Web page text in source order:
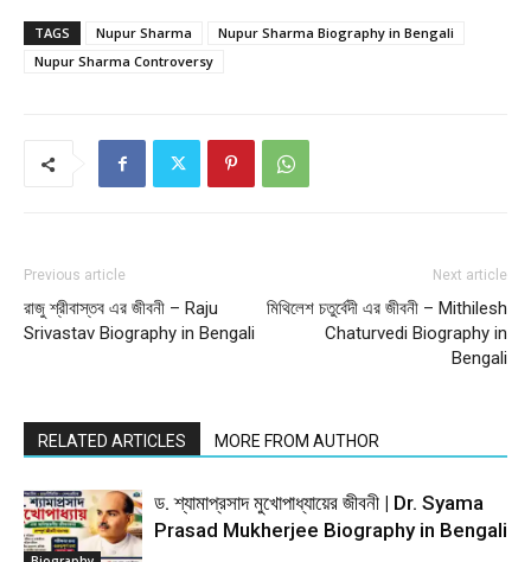
TAGS Nupur Sharma
Nupur Sharma Biography in Bengali
Nupur Sharma Controversy
Previous article
রাজু শ্রীবাস্তব এর জীবনী – Raju
Srivastav Biography in Bengali
Next article
মিথিলেশ চতুর্বেদী এর জীবনী – Mithilesh
Chaturvedi Biography in
Bengali
RELATED ARTICLES MORE FROM AUTHOR
ড. শ্যামাপ্রসাদ মুখোপাধ্যায়ের জীবনী | Dr. Syama
Prasad Mukherjee Biography in Bengali